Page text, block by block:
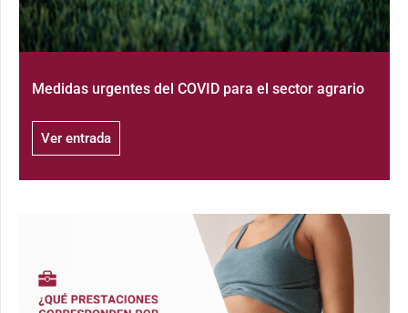
Medidas urgentes del COVID para el sector agrario
Ver entrada